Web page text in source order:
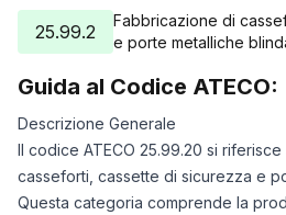
25.99.2
Fabbricazione di
e porte metalliche
Guida al Codice ATECO:
Descrizione Generale
Il codice ATECO 25.99.20 si
casseforti, cassette di sicurezza e
Questa categoria comprende la